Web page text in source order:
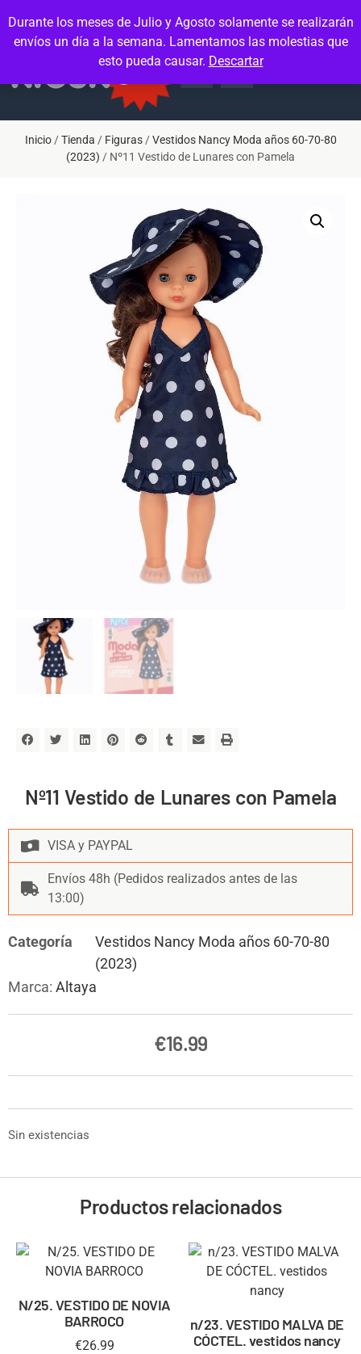
Durante los meses de Julio y Agosto solamente se realizarán
envíos un día a la semana. Lamentamos las molestias que
esto pueda causar. Descartar
Inicio/Tienda / Figuras/Vestidos Nancy Moda años 60-70-80
(2023) / Nº11 Vestido de Lunares con Pamela
Nº11 Vestido de Lunares con Pamela
VISA y PAYPAL
Envíos 48h (Pedidos realizados antes de las
13:00)
Categoría
Vestidos Nancy Moda años 60-70-80
(2023)
Marca: Altaya
€16.99
Sin existencias
Productos relacionados
N/25. VESTIDO DE NOVIA
BARROCO
€26.99
n/23. VESTIDO MALVA DE
CÓCTEL. vestidos nancy